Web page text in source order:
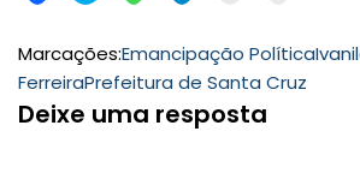
Marcações:Emancipação Política
FerreiraPrefeitura de Santa Cruz
Deixe uma resposta